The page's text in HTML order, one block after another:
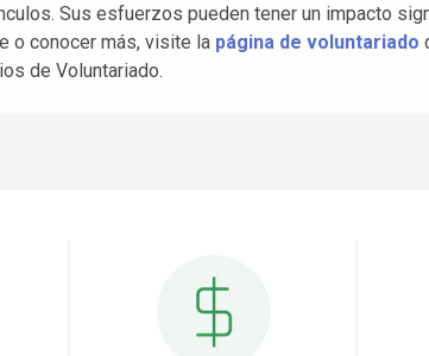
Sus esfuerzos pueden tener un impacto
o conocer más, visite la página de voluntariado
de Voluntariado.